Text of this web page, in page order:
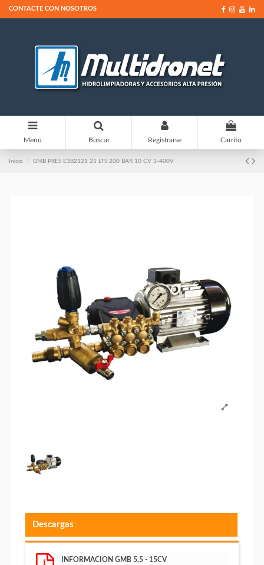
CONTACTE CON NOSOTROS
Menú Buscar Registrarse
0
Carrito
Inicio GMB PRES E3B2121 21 LTS 200 BAR 10 CV 3-400V
Descargas
INFORMACION GMB 5,5 - 15CV